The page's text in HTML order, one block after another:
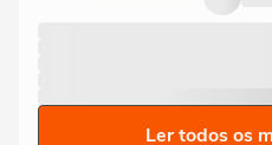
Ler todos os